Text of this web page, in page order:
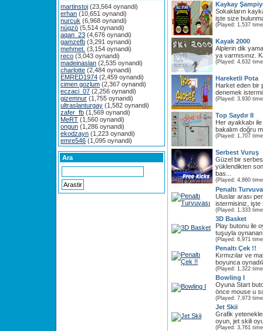
martinstoj (23,564 oynandi)
erhan (10,651 oynandi)
nurcuk (6,968 oynandi)
nügzö (5,514 oynandi)
aqan_23 (4,676 oynandi)
gamzefb (3,291 oynandi)
mehmet. (3,154 oynandi)
reco (3,043 oynandi)
madeinaslan (2,535 oynandi)
charlotte (2,484 oynandi)
EMRED1974 (2,459 oynandi)
cimen gozlum (2,367 oynandi)
eczaci_07 (2,256 oynandi)
gizemnur (1,755 oynandi)
ultraslanturgay (1,582 oynandi)
zafer_fb (1,569 oynandi)
MeRT (1,560 oynandi)
ongun (1,286 oynandi)
ekodzayn (1,223 oynandi)
emre546 (1,095 oynandi)
Ara
Kaykay
Sokakların
işte size
(Played: 1,537
Kayak 2000
Alplerin dik
ya varmısınız.
(Played: 4,632
Hareketli Pota
Harket eden bir
denemek
(Played: 3,930
Top Saydır II
Her ayakkabı
bakalım doğru
(Played: 1,707
Serbest Vuruş
Güzel bir
yüklendikten
bas...
(Played: 4,860
Penaltı
Uluslar arası
istermisiniz, işte
(Played: 1,333
3D Basket
Play butonu ile
tuşuyla
(Played: 6,971
Penaltı Çek !!
Kırmızılar ve
boyunca
(Played: 1,322
Bowling I
Oyuna Start
önce mouse u
(Played: 7,973
Jet Skii
Grafik
oyun, jet skili
(Played: 3,761